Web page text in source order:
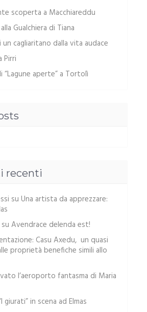
scoperta a Macchiareddu
Gualchiera di Tiana
un cagliaritano dalla vita audace
Pirri
“Lagune aperte” a Tortolì
recenti
su Una artista da apprezzare:
su Avendrace delenda est!
Casu Axedu, un quasi
proprietà benefiche simili allo
l’aeroporto fantasma di Maria
giurati” in scena ad Elmas